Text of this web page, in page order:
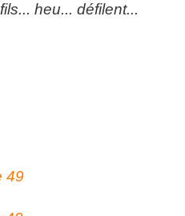
heu... défilent...